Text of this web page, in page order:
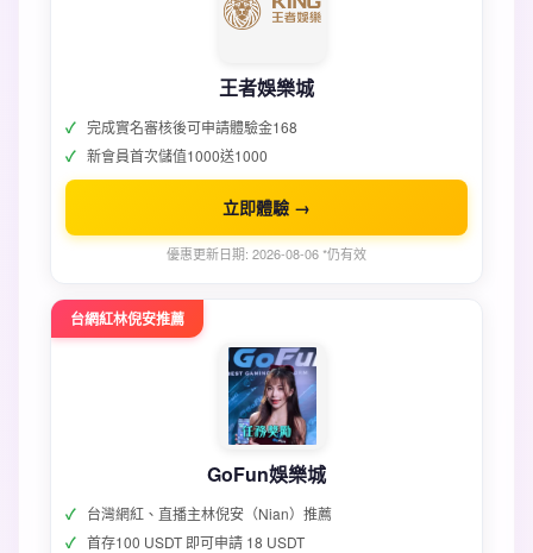
王者娛樂城
完成實名審核後可申請體驗金168
新會員首次儲值1000送1000
立即體驗 →
優惠更新日期: 2026-08-06 *仍有效
台網紅林倪安推薦
GoFun娛樂城
台灣網紅、直播主林倪安（Nian）推薦
首存100 USDT 即可申請 18 USDT